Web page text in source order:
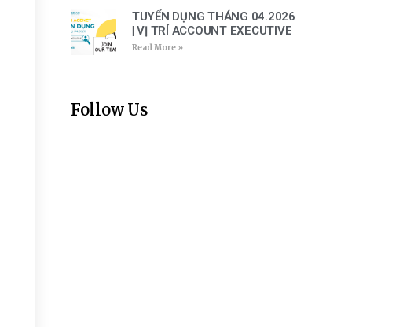
TUYỂN DỤNG THÁNG 04.2026
| VỊ TRÍ ACCOUNT EXECUTIVE
Read More »
Follow Us